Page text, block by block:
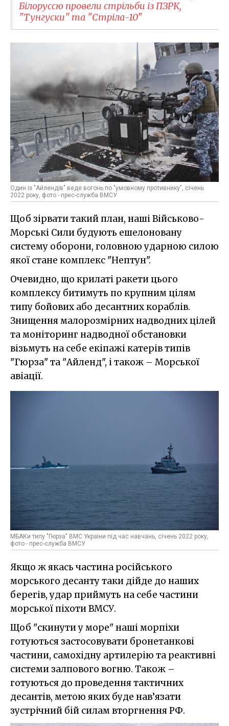
Білоруссю провели стрільби із ПЗРК,
"Тунгуски" та "Стріла-10"
Один із "Айлендів" веде вогонь по "умовному противнику", січень
2022 року, фото - прес-служба ВМСУ
Щоб зірвати такий план, наші Військово-
Морські Сили будують ешелоновану
систему оборони, головною ударною силою
якої стане комплекс "Нептун".
Очевидно, що крилаті ракети цього
комплексу битимуть по крупним цілям
типу бойових або десантних кораблів.
Знищення малорозмірних надводних цілей
та моніторинг надводної обстановки
візьмуть на себе екіпажі катерів типів
"Гюрза" та "Айленд", і також – Морської
авіації.
МБАКи типу "Гюрза" ВМС України під час навчань, січень 2022 року,
фото - прес-служба ВМСУ
Якщо ж якась частина російського
морського десанту таки дійде до наших
берегів, удар приймуть на себе частини
морської піхоти ВМСУ.
Щоб "скинути у море" наші морпіхи
готуються застосовувати бронетанкові
частини, самохідну артилерію та реактивні
системи залпового вогню. Також –
готуються до проведення тактичних
десантів, метою яких буде нав’язати
зустрічний бій силам вторгнення РФ.